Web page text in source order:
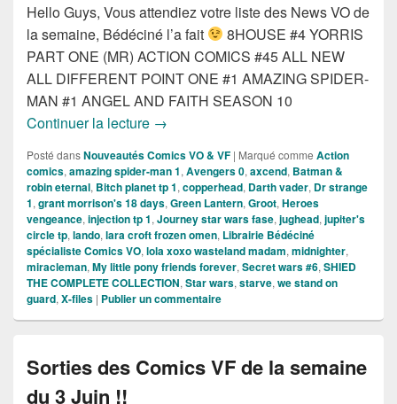
Hello Guys, Vous attendiez votre liste des News VO de
la semaine, Bédéciné l’a fait
8HOUSE #4 YORRIS
PART ONE (MR) ACTION COMICS #45 ALL NEW
ALL DIFFERENT POINT ONE #1 AMAZING SPIDER-
MAN #1 ANGEL AND FAITH SEASON 10
Continuer la lecture Sorties des Comics VO de la semaine
→
Posté dansNouveautés Comics VO & VF | Marqué comme Action
comics, amazing spider-man 1, Avengers 0, axcend, Batman &
robin eternal, Bitch planet tp 1, copperhead, Darth vader, Dr strange
1, grant morrison's 18 days, Green Lantern, Groot, Heroes
vengeance, injection tp 1, Journey star wars fase, jughead, jupiter's
circle tp, lando, lara croft frozen omen, Librairie Bédéciné
spécialiste Comics VO, lola xoxo wasteland madam, midnighter,
miracleman, My little pony friends forever, Secret wars #6, SHIED
THE COMPLETE COLLECTION, Star wars, starve, we stand on
guard, X-files | Publier un commentaire
Sorties des Comics VF de la semaine
du 3 Juin !!